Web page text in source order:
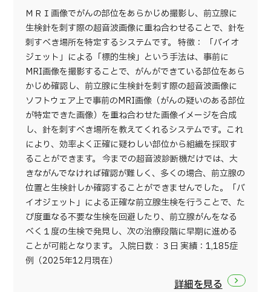
ＭＲＩ画像でがんの部位をあらかじめ撮影し、前立腺に
生検針を刺す際の超音波画像に重ね合わせることで、針を
刺すべき場所を特定するシステムです。 特徴： 「バイオ
ジェット」による「標的生検」という手法は、事前に
MRI画像を撮影することで、がんができている部位をあら
かじめ確認し、前立腺に生検針を刺す際の超音波画像に
ソフトウェア上で事前のMRI画像（がんの疑いのある部位
が特定できた画像）を重ね合わせた画像イメージを合成
し、針を刺すべき場所を教えてくれるシステムです。これ
により、効率よく正確に疑わしい部位から組織を採取す
ることができます。 今までの超音波診断機だけでは、大
きながんでなければ確認が難しく、多くの場合、前立腺の
位置と生検針しか確認することができませんでした。「バ
イオジェット」による正確な前立腺生検を行うことで、た
び度重なる不要な生検を回避したり、前立腺がんをなる
べく１度の生検で発見し、次の治療段階に早期に進める
ことが可能となります。 入院日数：３日 実績：1,185症
例（2025年12月現在）
詳細を見る